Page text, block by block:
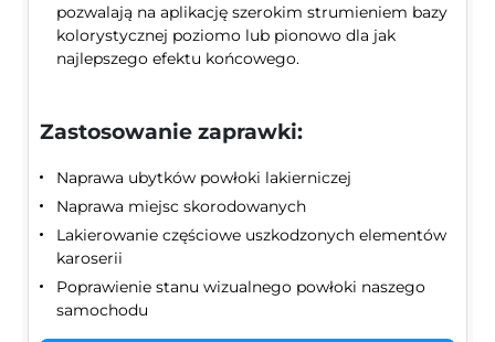
pozwalają na aplikację szerokim strumieniem bazy
kolorystycznej poziomo lub pionowo dla jak
najlepszego efektu końcowego.
Zastosowanie zaprawki:
Naprawa ubytków powłoki lakierniczej
Naprawa miejsc skorodowanych
Lakierowanie częściowe uszkodzonych elementów
karoserii
Poprawienie stanu wizualnego powłoki naszego
samochodu